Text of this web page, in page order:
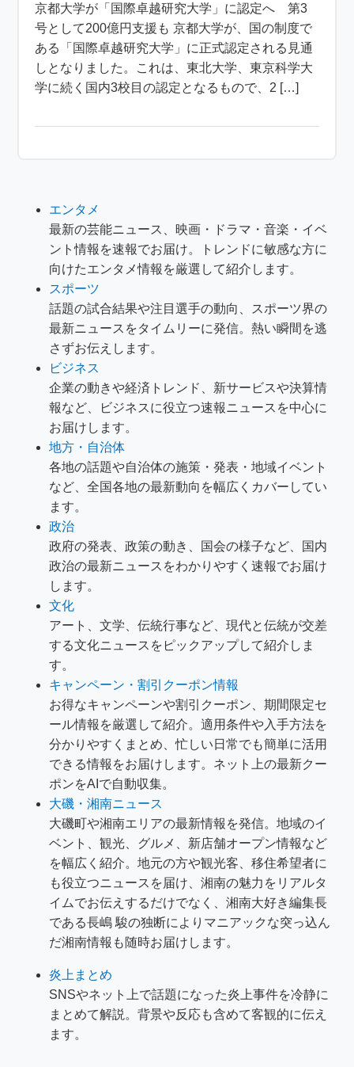
京都大学が「国際卓越研究大学」に認定へ 第3
号として200億円支援も 京都大学が、国の制度で
ある「国際卓越研究大学」に正式認定される見通
しとなりました。これは、東北大学、東京科学大
学に続く国内3校目の認定となるもので、2 […]
エンタメ
最新の芸能ニュース、映画・ドラマ・音楽・イベ
ント情報を速報でお届け。トレンドに敏感な方に
向けたエンタメ情報を厳選して紹介します。
スポーツ
話題の試合結果や注目選手の動向、スポーツ界の
最新ニュースをタイムリーに発信。熱い瞬間を逃
さずお伝えします。
ビジネス
企業の動きや経済トレンド、新サービスや決算情
報など、ビジネスに役立つ速報ニュースを中心に
お届けします。
地方・自治体
各地の話題や自治体の施策・発表・地域イベント
など、全国各地の最新動向を幅広くカバーしてい
ます。
政治
政府の発表、政策の動き、国会の様子など、国内
政治の最新ニュースをわかりやすく速報でお届け
します。
文化
アート、文学、伝統行事など、現代と伝統が交差
する文化ニュースをピックアップして紹介しま
す。
キャンペーン・割引クーポン情報
お得なキャンペーンや割引クーポン、期間限定セ
ール情報を厳選して紹介。適用条件や入手方法を
分かりやすくまとめ、忙しい日常でも簡単に活用
できる情報をお届けします。ネット上の最新クー
ポンをAIで自動収集。
大磯・湘南ニュース
大磯町や湘南エリアの最新情報を発信。地域のイ
ベント、観光、グルメ、新店舗オープン情報など
を幅広く紹介。地元の方や観光客、移住希望者に
も役立つニュースを届け、湘南の魅力をリアルタ
イムでお伝えするだけでなく、湘南大好き編集長
である長嶋 駿の独断によりマニアックな突っ込ん
だ湘南情報も随時お届けします。
炎上まとめ
SNSやネット上で話題になった炎上事件を冷静に
まとめて解説。背景や反応も含めて客観的に伝え
ます。